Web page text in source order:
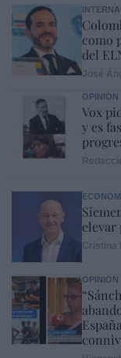
como
del
OPINIÓN
Vox
y es
OPINIÓN